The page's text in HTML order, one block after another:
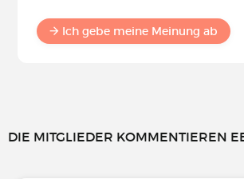
Ich gebe meine Meinung ab
DIE MITGLIEDER KOMMENTIEREN